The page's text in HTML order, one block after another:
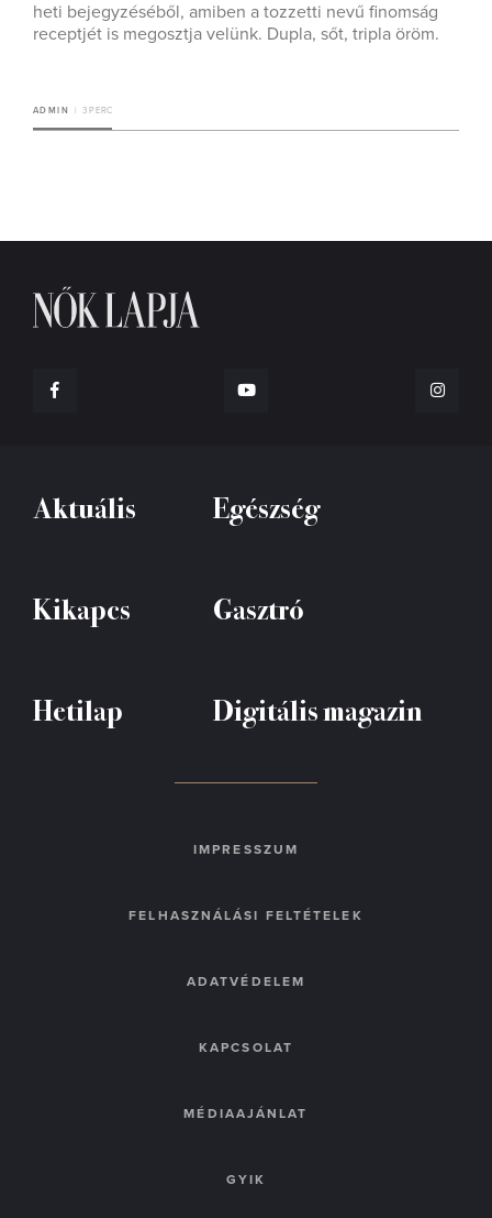
heti bejegyzéséből, amiben a tozzetti nevű finomság
receptjét is megosztja velünk. Dupla, sőt, tripla öröm.
ADMIN 3 PERC
Aktuális Egészség
Kikapcs Gasztró
Hetilap Digitális magazin
IMPRESSZUM
FELHASZNÁLÁSI FELTÉTELEK
ADATVÉDELEM
KAPCSOLAT
MÉDIAAJÁNLAT
GYIK